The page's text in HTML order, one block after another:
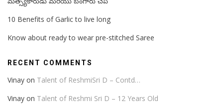
10 Benefits of Garlic to live long
Know about ready to wear pre-stitched Saree
RECENT COMMENTS
Vinay on Talent of ReshmiSri D – Contd…
Vinay on Talent of Reshmi Sri D – 12 Years Old